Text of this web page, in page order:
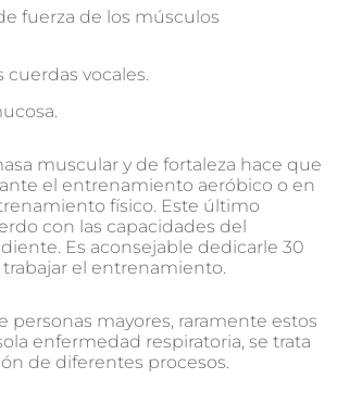
fuerza de los músculos
cuerdas vocales.
muscular y de fortaleza hace que
el entrenamiento aeróbico o en
físico. Este último
con las capacidades del
Es aconsejable dedicarle 30
el entrenamiento.
personas mayores, raramente estos
enfermedad respiratoria, se trata
de diferentes procesos.